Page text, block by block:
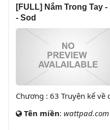
[FULL] Nắm Trong Tay
- Sod
Chương : 63 Truyện kể về
Tên miền: wattpad.com